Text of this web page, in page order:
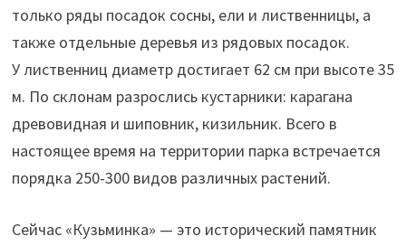
только ряды посадок сосны, ели и лиственницы, а
также отдельные деревья из рядовых посадок.
У лиственниц диаметр достигает 62 см при высоте 35
м. По склонам разрослись кустарники: карагана
древовидная и шиповник, кизильник. Всего в
настоящее время на территории парка встречается
порядка 250-300 видов различных растений.
Сейчас «Кузьминка» — это исторический памятник